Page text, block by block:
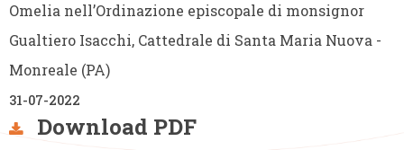
Omelia nell’Ordinazione episcopale di monsignor
Gualtiero Isacchi, Cattedrale di Santa Maria Nuova -
Monreale (PA)
31-07-2022
Download PDF